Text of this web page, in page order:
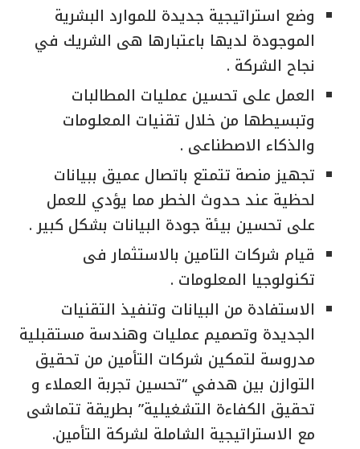
وضع استراتيجية جديدة للموارد البشرية
الموجودة لديها باعتبارها هى الشريك في
نجاح الشركة .
العمل على تحسين عمليات المطالبات
وتبسيطها من خلال تقنيات المعلومات
والذكاء الاصطناعى .
تجهيز منصة تتمتع باتصال عميق ببيانات
لحظية عند حدوث الخطر مما يؤدي للعمل
على تحسين بيئة جودة البيانات بشكل كبير .
قيام شركات التامين بالاستثمار فى
تكنولوجيا المعلومات .
الاستفادة من البيانات وتنفيذ التقنيات
الجديدة وتصميم عمليات وهندسة مستقبلية
مدروسة لتمكين شركات التأمين من تحقيق
التوازن بين هدفي “تحسين تجربة العملاء و
تحقيق الكفاءة التشغيلية” بطريقة تتماشى
مع الاستراتيجية الشاملة لشركة التأمين.